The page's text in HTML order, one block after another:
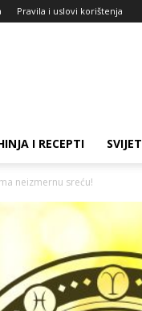
Pravila i uslovi korištenja
I RECEPTI SVIJET
neizmernu sreću!